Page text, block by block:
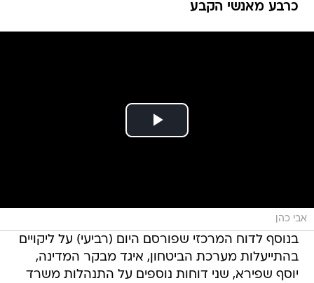
כרבע מאנשי הקבע
אבי כהן
בנוסף לדוח המרכזי שפורסם היום (רביעי) על ליקויים
בהתייעלות מערכת הביטחון, איגד מבקר המדינה,
יוסף שפירא, שני דוחות נוספים על התנהלות משרד